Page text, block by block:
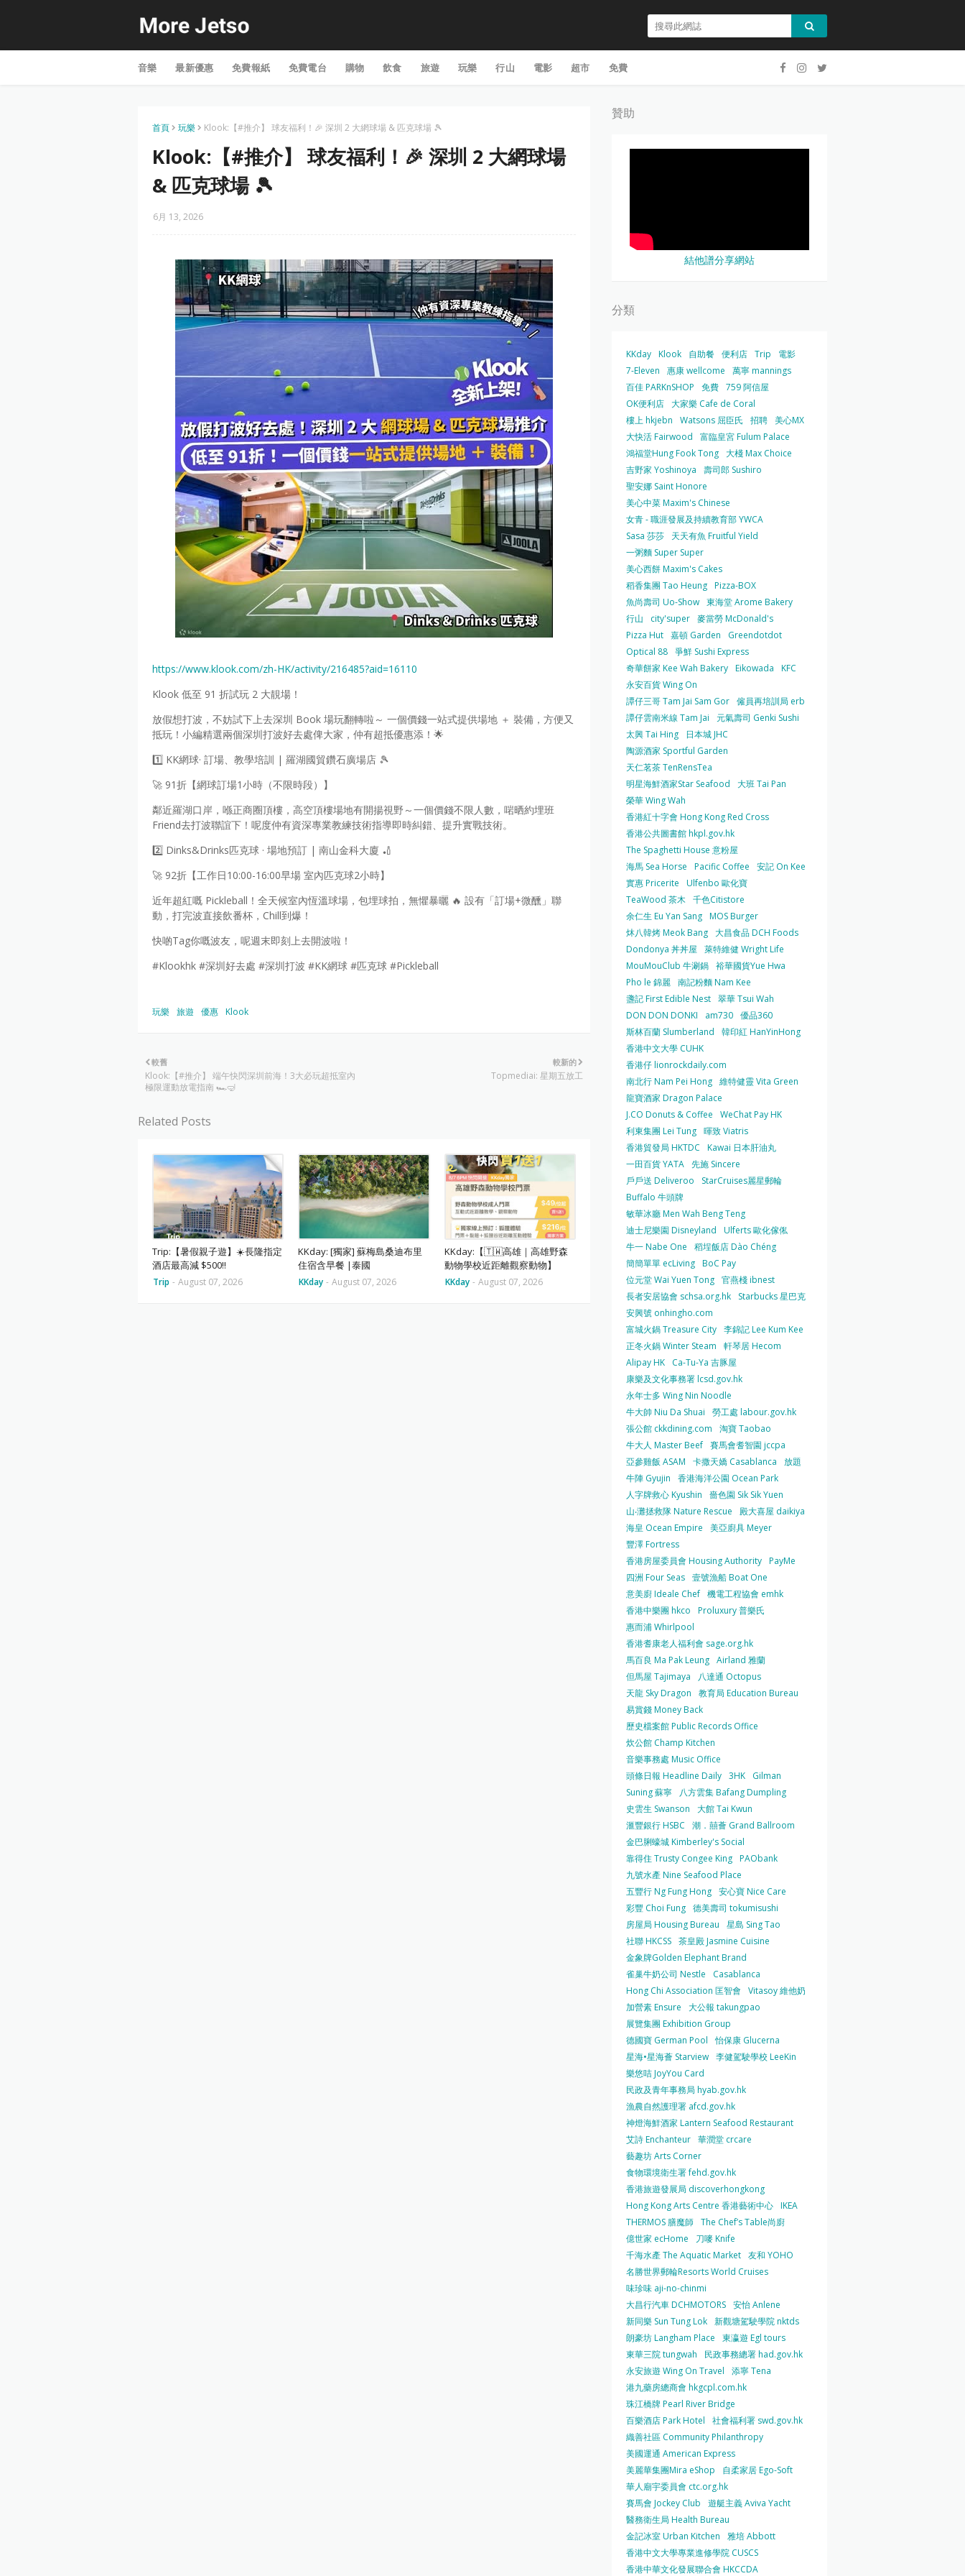
音樂 最新優惠 免費報紙 免費電台 購物 飲食 旅遊 玩樂 行山 電影 超市 免費
首頁 玩樂 Klook:【#推介】 球友福利！🎉 深圳 2 大網球場 & 匹克球場 🎾
Klook:【#推介】 球友福利！🎉 深圳 2 大網球場
& 匹克球場 🎾
6月 13, 2026
https://www.klook.com/zh-HK/activity/216485?aid=16110
Klook 低至 91 折試玩 2 大靚場！
放假想打波，不妨試下上去深圳 Book 場玩翻轉啦～ 一個價錢一站式提供場地 ＋ 裝備，方便又
抵玩！小編精選兩個深圳打波好去處俾大家，仲有超抵優惠添！🌟
1️⃣ KK網球· 訂場、教學培訓 | 羅湖國貿鑽石廣場店 🎾
🚀 91折【網球訂場1小時（不限時段）】
鄰近羅湖口岸，喺正商圈頂樓，高空頂樓場地有開揚視野～一個價錢不限人數，啱晒約埋班
Friend去打波聯誼下！呢度仲有資深專業教練技術指導即時糾錯、提升實戰技術。
2️⃣ Dinks&Drinks匹克球 · 場地預訂 | 南山金科大廈 🏏
🚀 92折【工作日10:00-16:00早場 室內匹克球2小時】
近年超紅嘅 Pickleball！全天候室內恆溫球場，包埋球拍，無懼暴曬 🔥 設有「訂場+微醺」聯
動，打完波直接飲番杯，Chill到爆！
快啲Tag你嘅波友，呢週末即刻上去開波啦！
#Klookhk #深圳好去處 #深圳打波 #KK網球 #匹克球 #Pickleball
玩樂 旅遊 優惠 Klook
較新的
Topmediai: 星期五放工
較舊
Klook:【#推介】 端午快閃深圳前海！3大必玩超抵室內
極限運動放電指南 🏎️🤿
Related Posts
Trip:【暑假親子遊】☀️長隆指定
酒店最高減 $500‼️
Trip - August 07, 2026
KKday: [獨家] 蘇梅島桑迪布里
住宿含早餐 |泰國
KKday - August 07, 2026
KKday:【🇹🇼高雄｜高雄野森
動物學校近距離觀察動物】
KKday - August 07, 2026
贊助
結他譜分享網站
分類
KKday Klook 自助餐 便利店 Trip
電影
7-Eleven
惠康 wellcome
萬寧 mannings
百佳 PARKnSHOP
免費 759 阿信屋
OK便利店 大家樂 Cafe de Coral
樓上 hkjebn
Watsons 屈臣氏 招聘 美心MX
大快活 Fairwood
富臨皇宮 Fulum Palace
鴻福堂Hung Fook Tong 大棧 Max Choice
吉野家 Yoshinoya
壽司郎 Sushiro
聖安娜 Saint Honore
美心中菜 Maxim's Chinese
女青 - 職涯發展及持續教育部 YWCA
Sasa 莎莎
天天有魚 Fruitful Yield
一粥麵 Super Super
美心西餅 Maxim's Cakes
稻香集團 Tao Heung Pizza-BOX
魚尚壽司 Uo-Show 東海堂 Arome Bakery
行山
city'super 麥當勞 McDonald's
Pizza Hut 嘉頓 Garden
Greendotdot
Optical 88 爭鮮 Sushi Express
奇華餅家 Kee Wah Bakery Eikowada
KFC
永安百貨 Wing On
譚仔三哥 Tam Jai Sam Gor 僱員再培訓局 erb
譚仔雲南米線 Tam Jai
元氣壽司 Genki Sushi
太興 Tai Hing
日本城 JHC
陶源酒家 Sportful Garden
天仁茗茶 TenRensTea
明星海鮮酒家Star Seafood
大班 Tai Pan
榮華 Wing Wah
香港紅十字會 Hong Kong Red Cross
香港公共圖書館 hkpl.gov.hk
The Spaghetti House 意粉屋
海馬 Sea Horse
Pacific Coffee
安記 On Kee
實惠 Pricerite
Ulfenbo 歐化寶
TeaWood 茶木 千色Citistore
余仁生 Eu Yan Sang MOS Burger
炑八韓烤 Meok Bang 大昌食品 DCH Foods
Dondonya 丼丼屋
萊特維健 Wright Life
MouMouClub 牛涮鍋 裕華國貨Yue Hwa
Pho le 錦麗 南記粉麵 Nam Kee
盞記 First Edible Nest 翠華 Tsui Wah
DON DON DONKI
am730 優品360
斯林百蘭 Slumberland
韓印紅 HanYinHong
香港中文大學 CUHK
香港仔 lionrockdaily.com
南北行 Nam Pei Hong 維特健靈 Vita Green
龍寶酒家 Dragon Palace
J.CO Donuts & Coffee
WeChat Pay HK
利東集團 Lei Tung 暉致 Viatris
香港貿發局 HKTDC
Kawai 日本肝油丸
一田百貨 YATA 先施 Sincere
戶戶送 Deliveroo
StarCruises麗星郵輪
Buffalo 牛頭牌
敏華冰廳 Men Wah Beng Teng
迪士尼樂園 Disneyland
Ulferts 歐化傢俬
牛一 Nabe One
稻埕飯店 Dào Chéng
簡簡單單 ecLiving BoC Pay
位元堂 Wai Yuen Tong 官燕棧 ibnest
長者安居協會 schsa.org.hk
Starbucks 星巴克
安興號 onhingho.com
富城火鍋 Treasure City 李錦記 Lee Kum Kee
正冬火鍋 Winter Steam
軒琴居 Hecom
Alipay HK
Ca-Tu-Ya 吉豚屋
康樂及文化事務署 lcsd.gov.hk
永年士多 Wing Nin Noodle
牛大帥 Niu Da Shuai
勞工處 labour.gov.hk
張公館 ckkdining.com
淘寶 Taobao
牛大人 Master Beef 賽馬會耆智園 jccpa
亞參雞飯 ASAM
卡撒天嬌 Casablanca
放題
牛陣 Gyujin
香港海洋公園 Ocean Park
人字牌救心 Kyushin
嗇色園 Sik Sik Yuen
山‧灘拯救隊 Nature Rescue
殿大喜屋 daikiya
海皇 Ocean Empire
美亞廚具 Meyer
豐澤 Fortress
香港房屋委員會 Housing Authority PayMe
四洲 Four Seas 壹號漁船 Boat One
意美廚 Ideale Chef 機電工程協會 emhk
香港中樂團 hkco
Proluxury 普樂氏
惠而浦 Whirlpool
香港耆康老人福利會 sage.org.hk
馬百良 Ma Pak Leung Airland 雅蘭
但馬屋 Tajimaya
八達通 Octopus
天龍 Sky Dragon
教育局 Education Bureau
易賞錢 Money Back
歷史檔案館 Public Records Office
炊公館 Champ Kitchen
音樂事務處 Music Office
頭條日報 Headline Daily 3HK
Gilman
Suning 蘇寧
八方雲集 Bafang Dumpling
史雲生 Swanson
大館 Tai Kwun
滙豐銀行 HSBC
潮．囍薈 Grand Ballroom
金巴脷蠔城 Kimberley's Social
靠得住 Trusty Congee King PAObank
九號水產 Nine Seafood Place
五豐行 Ng Fung Hong 安心寶 Nice Care
彩豐 Choi Fung 德美壽司 tokumisushi
房屋局 Housing Bureau
星島 Sing Tao
社聯 HKCSS 茶皇殿 Jasmine Cuisine
金象牌Golden Elephant Brand
雀巢牛奶公司 Nestle
Casablanca
Hong Chi Association 匡智會
Vitasoy 維他奶
加營素 Ensure
大公報 takungpao
展覽集團 Exhibition Group
德國寶 German Pool
怡保康 Glucerna
星海•星海薈 Starview 李健駕駛學校 LeeKin
樂悠咭 JoyYou Card
民政及青年事務局 hyab.gov.hk
漁農自然護理署 afcd.gov.hk
神燈海鮮酒家 Lantern Seafood Restaurant
艾詩 Enchanteur 華潤堂 crcare
藝趣坊 Arts Corner
食物環境衛生署 fehd.gov.hk
香港旅遊發展局 discoverhongkong
Hong Kong Arts Centre 香港藝術中心 IKEA
THERMOS 膳魔師 The Chef’s Table尚廚
億世家 ecHome
刀嘜 Knife
千海水產 The Aquatic Market 友和 YOHO
名勝世界郵輪Resorts World Cruises
味珍味 aji-no-chinmi
大昌行汽車 DCHMOTORS 安怡 Anlene
新同樂 Sun Tung Lok 新觀塘駕駛學院 nktds
朗豪坊 Langham Place
東瀛遊 Egl tours
東華三院 tungwah
民政事務總署 had.gov.hk
永安旅遊 Wing On Travel
添寧 Tena
港九藥房總商會 hkgcpl.com.hk
珠江橋牌 Pearl River Bridge
百樂酒店 Park Hotel
社會福利署 swd.gov.hk
織善社區 Community Philanthropy
美國運通 American Express
美麗華集團Mira eShop
自柔家居 Ego-Soft
華人廟宇委員會 ctc.org.hk
賽馬會 Jockey Club
遊艇主義 Aviva Yacht
醫務衛生局 Health Bureau
金記冰室 Urban Kitchen
雅培 Abbott
香港中文大學專業進修學院 CUSCS
香港中華文化發展聯合會 HKCCDA